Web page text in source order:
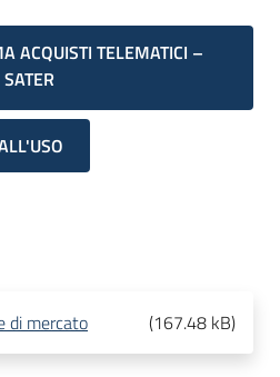
ACQUISTI TELEMATICI –
SATER
di mercato (167.48 kB)